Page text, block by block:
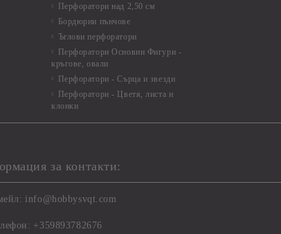
Перфоратори над 2,50 см
Бордюрни пънчове
Ъглови перфоратори
Перфоратори Основни Фигури -
кръгове, овали
Перфоратори - Сърца и звезди
Перфоратори - Цветя, листа и
клонки
за контакти:
info@hobbysvqt.com
+359893782676